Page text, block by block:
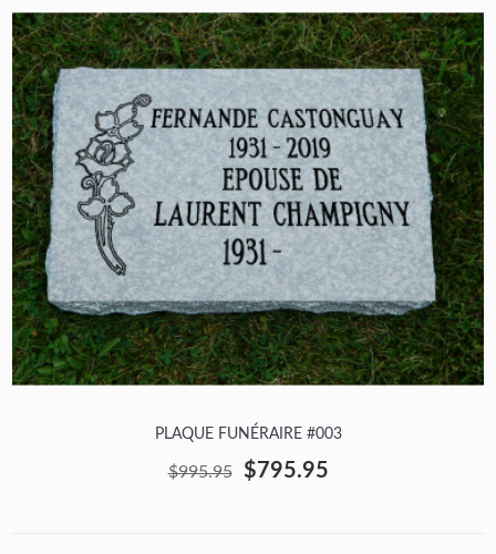
PLAQUE FUNÉRAIRE #003
$995.95 $795.95